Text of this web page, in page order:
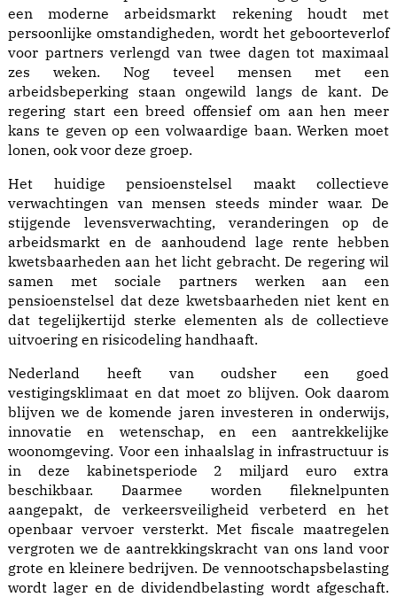
een moderne arbeidsmarkt rekening houdt met
persoonlijke omstandigheden, wordt het geboorteverlof
voor partners verlengd van twee dagen tot maximaal
zes weken. Nog teveel mensen met een
arbeidsbeperking staan ongewild langs de kant. De
regering start een breed offensief om aan hen meer
kans te geven op een volwaardige baan. Werken moet
lonen, ook voor deze groep.
Het huidige pensioenstelsel maakt collectieve
verwachtingen van mensen steeds minder waar. De
stijgende levensverwachting, veranderingen op de
arbeidsmarkt en de aanhoudend lage rente hebben
kwetsbaarheden aan het licht gebracht. De regering wil
samen met sociale partners werken aan een
pensioenstelsel dat deze kwetsbaarheden niet kent en
dat tegelijkertijd sterke elementen als de collectieve
uitvoering en risicodeling handhaaft.
Nederland heeft van oudsher een goed
vestigingsklimaat en dat moet zo blijven. Ook daarom
blijven we de komende jaren investeren in onderwijs,
innovatie en wetenschap, en een aantrekkelijke
woonomgeving. Voor een inhaalslag in infrastructuur is
in deze kabinetsperiode 2 miljard euro extra
beschikbaar. Daarmee worden fileknelpunten
aangepakt, de verkeersveiligheid verbeterd en het
openbaar vervoer versterkt. Met fiscale maatregelen
vergroten we de aantrekkingskracht van ons land voor
grote en kleinere bedrijven. De vennootschapsbelasting
wordt lager en de dividendbelasting wordt afgeschaft.